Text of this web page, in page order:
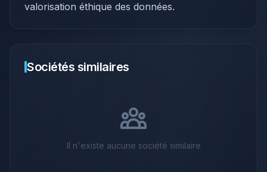
valorisation éthique des données.
Sociétés similaires
Il n'existe aucune société similaire